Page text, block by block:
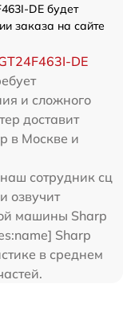
DE будет
заказа на сайте
DE
и сложного
доставит
в Москве и
сотрудник сц
озвучит
машины Sharp
Sharp
в среднем